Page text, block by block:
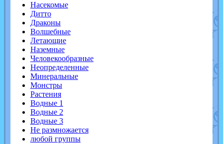
Насекомые
Дитто
Драконы
Волшебные
Летающие
Наземные
Человекообразные
Неопределенные
Минеральные
Монстры
Растения
Водные 1
Водные 2
Водные 3
Не размножается
любой группы